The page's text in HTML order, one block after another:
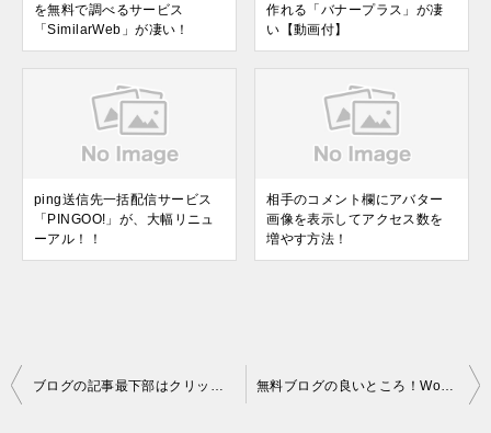
を無料で調べるサービス
「SimilarWeb」が凄い！
作れる「バナープラス」が凄
い【動画付】
ping送信先一括配信サービス
「PINGOO!」が、大幅リニュ
ーアル！！
相手のコメント欄にアバター
画像を表示してアクセス数を
増やす方法！
投
無料ブログの良いところ！WordPressブログの良いところ！